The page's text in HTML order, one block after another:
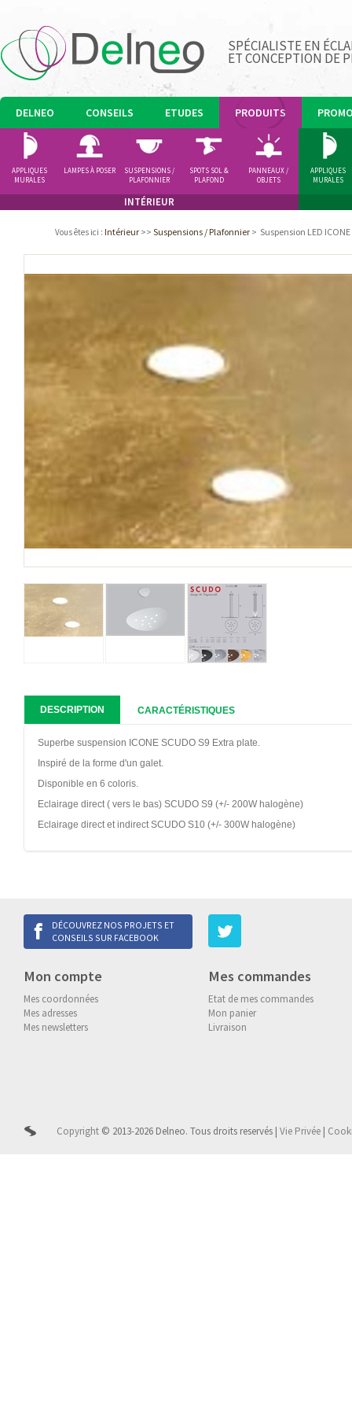
SPÉCIALISTE EN
ET CONCEPTION DE
DELNEO CONSEILS ETUDES PRODUITS
INTÉRIEUR
APPLIQUES
MURALES
LAMPES À POSER
SUSPENSIONS /
PLAFONNIER
SPOTS SOL &
PLAFOND
PANNEAUX /
OBJETS
APPLIQUES
MURALES
Vous êtes ici : Intérieur >> Suspensions / Plafonnier > Suspension LED
DESCRIPTION CARACTÉRISTIQUES
Superbe suspension ICONE SCUDO S9 Extra plate.
Inspiré de la forme d'un galet.
Disponible en 6 coloris.
Eclairage direct ( vers le bas) SCUDO S9 (+/- 200W halogène)
Eclairage direct et indirect SCUDO S10 (+/- 300W halogène)
DÉCOUVREZ NOS PROJETS ET
CONSEILS SUR FACEBOOK
Mon compte
Mes coordonnées
Mes adresses
Mes newsletters
Mes commandes
Etat de mes commandes
Mon panier
Livraison
Copyright © 2013-2026 Delneo. Tous droits reservés | Vie Privée |